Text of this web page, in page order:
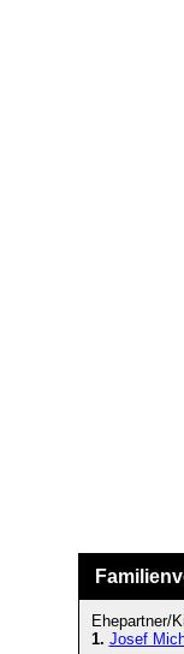
Ehepartner/
1. Josef